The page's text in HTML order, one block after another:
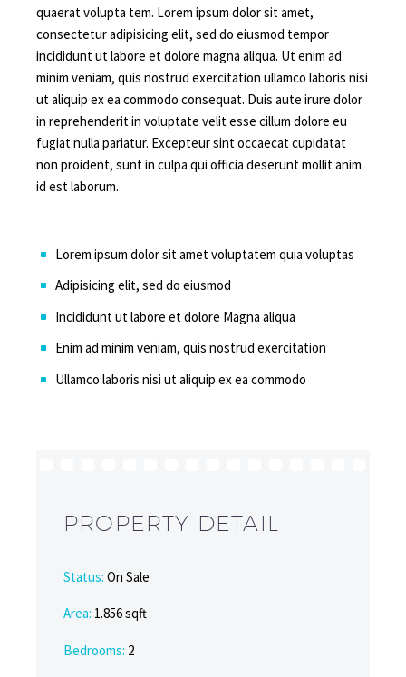
quaerat volupta tem. Lorem ipsum dolor sit amet,
consectetur adipisicing elit, sed do eiusmod tempor
incididunt ut labore et dolore magna aliqua. Ut enim ad
minim veniam, quis nostrud exercitation ullamco laboris nisi
ut aliquip ex ea commodo consequat. Duis aute irure dolor
in reprehenderit in voluptate velit esse cillum dolore eu
fugiat nulla pariatur. Excepteur sint occaecat cupidatat
non proident, sunt in culpa qui officia deserunt mollit anim
id est laborum.
Lorem ipsum dolor sit amet voluptatem quia voluptas
Adipisicing elit, sed do eiusmod
Incididunt ut labore et dolore Magna aliqua
Enim ad minim veniam, quis nostrud exercitation
Ullamco laboris nisi ut aliquip ex ea commodo
PROPERTY DETAIL
Status: On Sale
Area: 1.856 sqft
Bedrooms: 2